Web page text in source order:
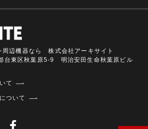
周辺機器なら 株式会社アーキサイト
東区秋葉原5-9 明治安田生命秋葉原ビル
て
ついて